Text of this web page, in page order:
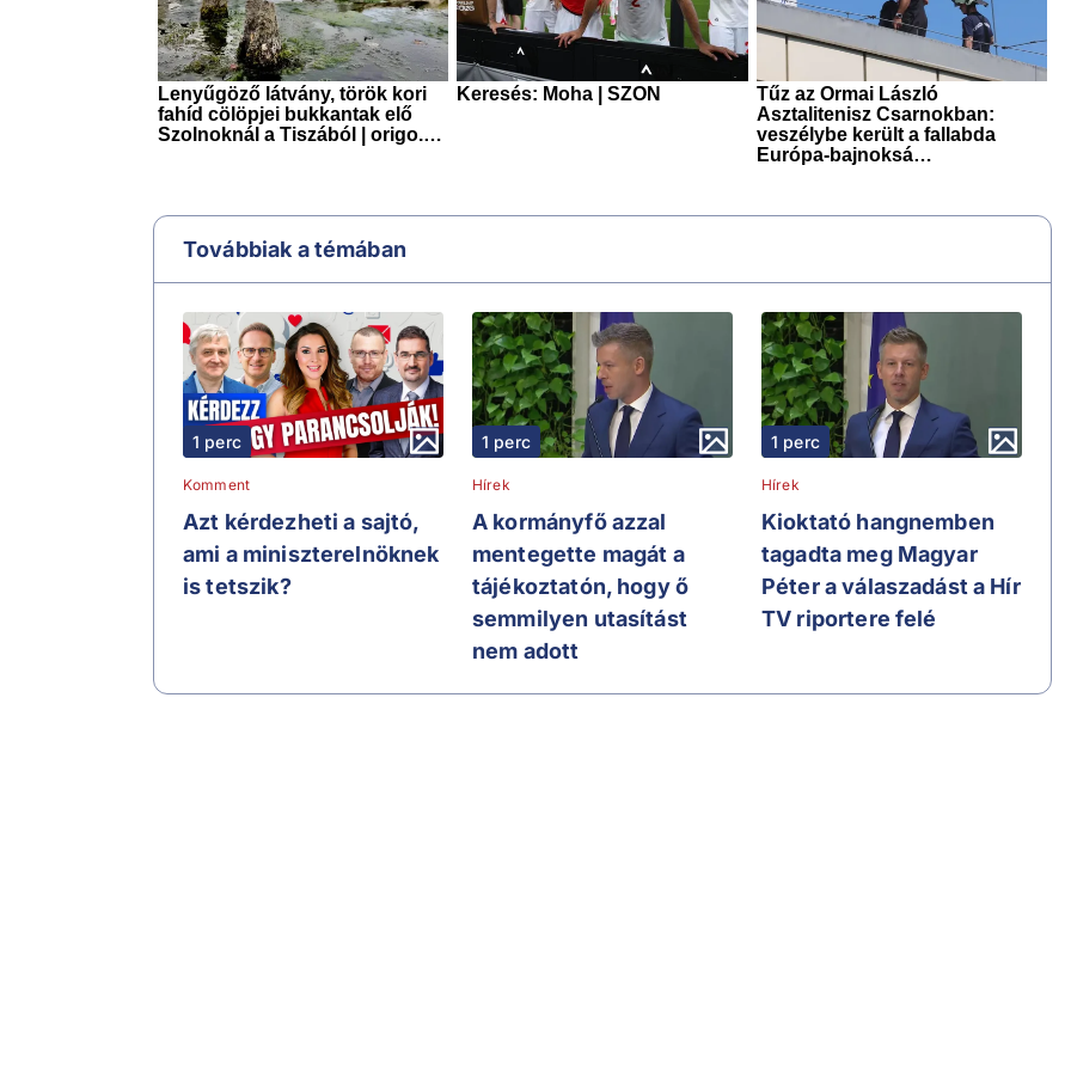
Továbbiak a témában
1 perc
Komment
Azt kérdezheti a sajtó,
ami a miniszterelnöknek
is tetszik?
1 perc
Hírek
A kormányfő azzal
mentegette magát a
tájékoztatón, hogy ő
semmilyen utasítást
nem adott
1 perc
Hírek
Kioktató hangnemben
tagadta meg Magyar
Péter a válaszadást a Hír
TV riportere felé